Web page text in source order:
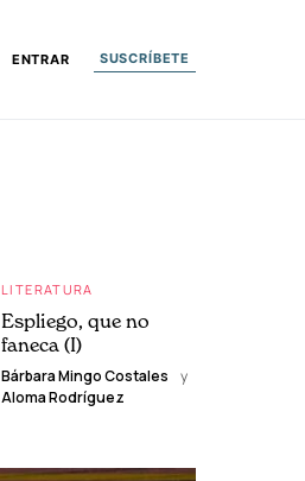
ENTRAR SUSCRÍBETE
LITERATURA
Espliego, que no
faneca (I)
Bárbara Mingo Costales
y
Aloma Rodríguez